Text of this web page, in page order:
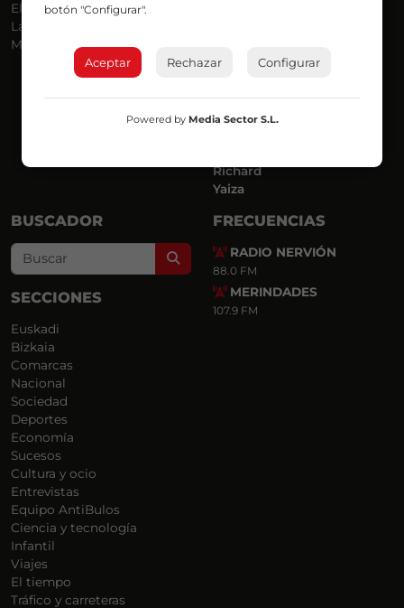
El Supermadrugador
La Mañana de Radio Nervión
Más Madrugada
José Ignacio
Luis Carlos
Mar y Cielo
Richard
Yaiza
BUSCADOR
Search
SECCIONES
Euskadi
Bizkaia
Comarcas
Nacional
Sociedad
Deportes
Economía
Sucesos
Cultura y ocio
Entrevistas
Equipo AntiBulos
Ciencia y tecnología
Infantil
Viajes
El tiempo
Tráfico y carreteras
FRECUENCIAS
RADIO NERVIÓN
88.0 FM
MERINDADES
107.9 FM
botón "Configurar".
Aceptar Rechazar Configurar
Powered by Media Sector S.L.